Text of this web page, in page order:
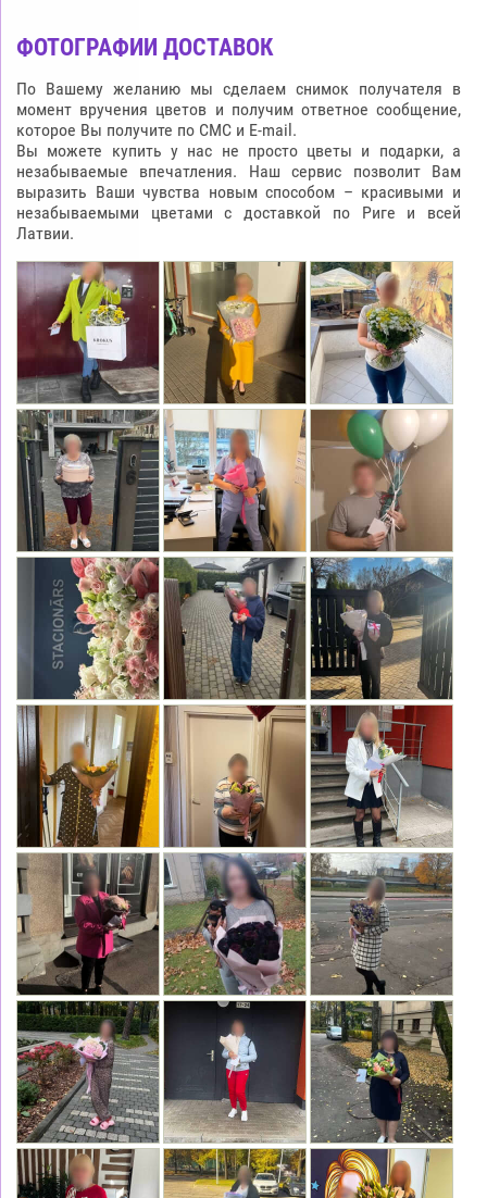
ФОТОГРАФИИ ДОСТАВОК
По Вашему желанию мы сделаем снимок получателя в
момент вручения цветов и получим ответное сообщение,
которое Вы получите по СМС и E-mail.
Вы можете купить у нас не просто цветы и подарки, а
незабываемые впечатления. Наш сервис позволит Вам
выразить Ваши чувства новым способом – красивыми и
незабываемыми цветами с доставкой по Риге и всей
Латвии.